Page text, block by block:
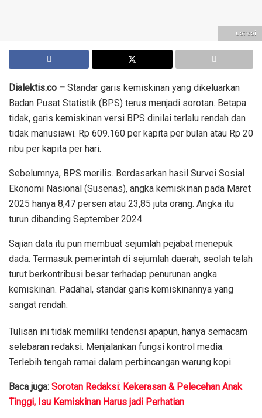
Ilustrasi
Dialektis.co – Standar garis kemiskinan yang dikeluarkan
Badan Pusat Statistik (BPS) terus menjadi sorotan. Betapa
tidak, garis kemiskinan versi BPS dinilai terlalu rendah dan
tidak manusiawi. Rp 609.160 per kapita per bulan atau Rp 20
ribu per kapita per hari.
Sebelumnya, BPS merilis. Berdasarkan hasil Survei Sosial
Ekonomi Nasional (Susenas), angka kemiskinan pada Maret
2025 hanya 8,47 persen atau 23,85 juta orang. Angka itu
turun dibanding September 2024.
Sajian data itu pun membuat sejumlah pejabat menepuk
dada. Termasuk pemerintah di sejumlah daerah, seolah telah
turut berkontribusi besar terhadap penurunan angka
kemiskinan. Padahal, standar garis kemiskinannya yang
sangat rendah.
Tulisan ini tidak memiliki tendensi apapun, hanya semacam
selebaran redaksi. Menjalankan fungsi kontrol media.
Terlebih tengah ramai dalam perbincangan warung kopi.
Baca juga: Sorotan Redaksi: Kekerasan & Pelecehan Anak
Tinggi, Isu Kemiskinan Harus jadi Perhatian